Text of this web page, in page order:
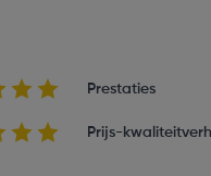
Prestaties
Prijs-